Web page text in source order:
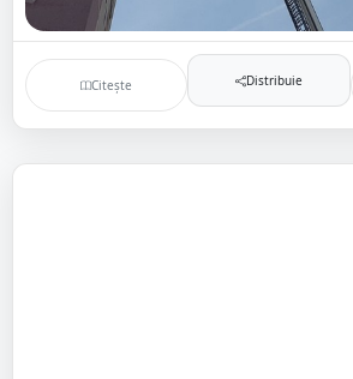
Citește Distribuie